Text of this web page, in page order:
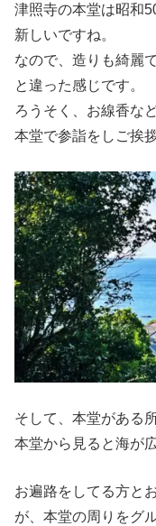
津照寺の本堂は昭和
新しいですね。
なので、造りも綺麗
と違った感じです。
ろうそく、お線香な
本堂で参詣をしご挨拶
そして、本堂がある
本堂から見ると海が
お遍路をしてる方と
が、本堂の周りをグ